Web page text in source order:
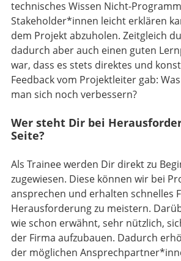
technisches Wissen Nicht-
Stakeholder*innen leicht erklären
dem Projekt abzuholen. Zeitgleich
dadurch aber auch einen guten
war, dass es stets direktes und
Feedback vom Projektleiter gab:
man sich noch verbessern?
Wer steht Dir bei
Seite?
Als Trainee werden Dir direkt zu
zugewiesen. Diese können wir bei
ansprechen und erhalten schnelles
Herausforderung zu meistern.
wie schon erwähnt, sehr nützlich,
der Firma aufzubauen. Dadurch
der möglichen